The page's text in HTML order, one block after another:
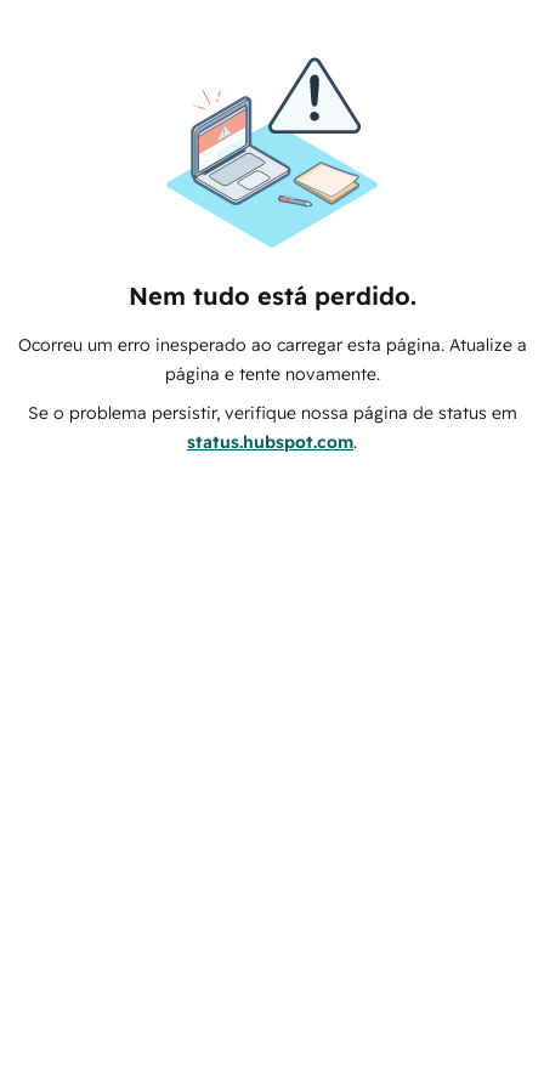
Nem tudo está perdido.
Ocorreu um erro inesperado ao carregar esta página. Atualize a
página e tente novamente.
Se o problema persistir, verifique nossa página de status em
status.hubspot.com.